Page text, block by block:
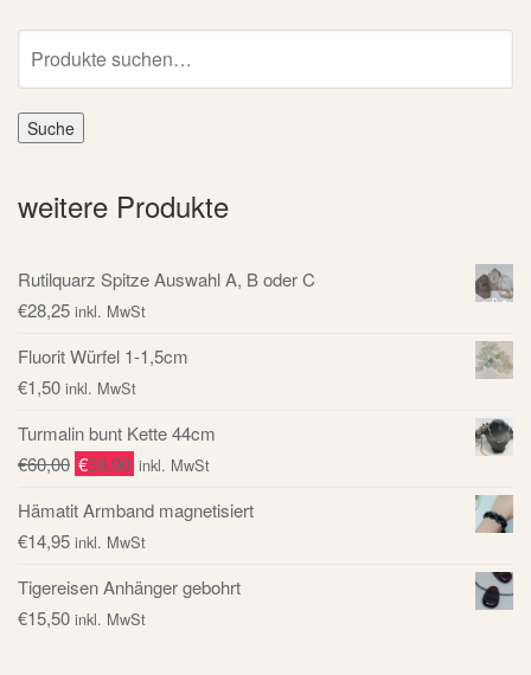
nach:
Suche
weitere Produkte
Rutilquarz Spitze Auswahl A, B oder C
€28,25 inkl. MwSt
Fluorit Würfel 1-1,5cm
€1,50 inkl. MwSt
Turmalin bunt Kette 44cm
€60,00 €39,90 inkl. MwSt
Hämatit Armband magnetisiert
€14,95 inkl. MwSt
Tigereisen Anhänger gebohrt
€15,50 inkl. MwSt